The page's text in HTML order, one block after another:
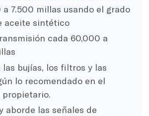
a 7.500 millas usando el grado
aceite sintético
cada 60,000 a
las bujías, los filtros y las
lo recomendado en el
propietario.
aborde las señales de